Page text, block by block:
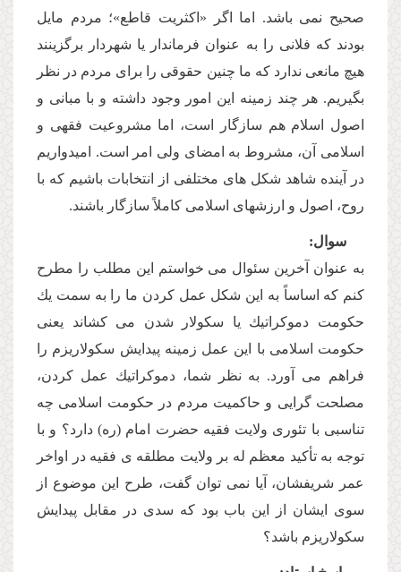
صحیح نمى باشد. اما اگر «اكثریت قاطع»؛ مردم مایل
بودند كه فلانى را به عنوان فرماندار یا شهردار برگزینند
هیچ مانعى ندارد كه ما چنین حقوقى را براى مردم در نظر
بگیریم. هر چند زمینه این امور وجود داشته و با مبانى و
اصول اسلام هم سازگار است، اما مشروعیت فقهى و
اسلامى آن، مشروط به امضاى ولى امر است. امیدواریم
در آینده شاهد شكل هاى مختلفى از انتخابات باشیم كه با
روح، اصول و ارزشهاى اسلامى كاملاً سازگار باشند.
سوال:
به عنوان آخرین سئوال مى خواستم این مطلب را مطرح
كنم كه اساساً به این شكل عمل كردن ما را به سمت یك
حكومت دموكراتیك یا سكولار شدن مى كشاند یعنى
حكومت اسلامى با این عمل زمینه پیدایش سكولاریزم را
فراهم مى آورد. به نظر شما، دموكراتیك عمل كردن،
مصلحت گرایى و حاكمیت مردم در حكومت اسلامى چه
تناسبى با تئورى ولایت فقیه حضرت امام (ره) دارد؟ و با
توجه به تأكید معظم له بر ولایت مطلقه ى فقیه در اواخر
عمر شریفشان، آیا نمى توان گفت، طرح این موضوع از
سوى ایشان از این باب بود كه سدى در مقابل پیدایش
سكولاریزم باشد؟